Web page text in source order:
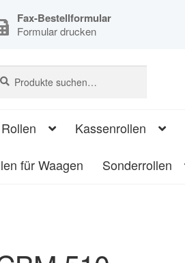
Fax-Bestellformular
Formular drucken
Kassenrollen
für Waagen Sonderrollen